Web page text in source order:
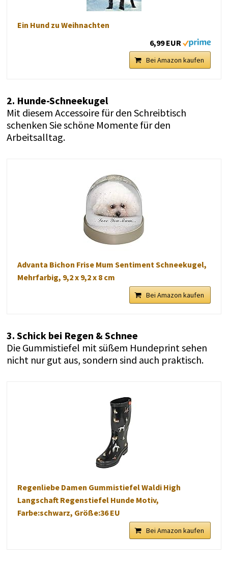
Ein Hund zu Weihnachten
6,99 EUR
Bei Amazon kaufen
2. Hunde-Schneekugel
Mit diesem Accessoire für den Schreibtisch
schenken Sie schöne Momente für den
Arbeitsalltag.
Advanta Bichon Frise Mum Sentiment Schneekugel,
Mehrfarbig, 9,2 x 9,2 x 8 cm
Bei Amazon kaufen
3. Schick bei Regen & Schnee
Die Gummistiefel mit süßem Hundeprint sehen
nicht nur gut aus, sondern sind auch praktisch.
Regenliebe Damen Gummistiefel Waldi High
Langschaft Regenstiefel Hunde Motiv,
Farbe:schwarz, Größe:36 EU
Bei Amazon kaufen